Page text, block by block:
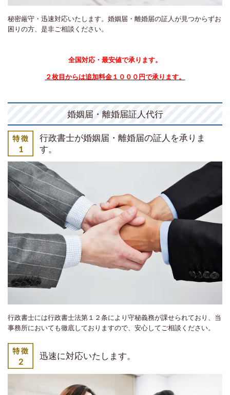
秘密厳守・迅速対応いたします。婚姻届・離婚届の証人が見つからずお
困りの方、是非ご相談ください。
全国対応・最安値で承ります。
２枚目からは追加料金１０００円で承ります。
婚姻届・離婚届証人代行
行政書士が婚姻届・離婚届の証人を承りま
す。
行政書士には行政書士法第１２条により守秘義務が課せられており、当
事務所においても徹底しておりますので、安心してご相談ください。
迅速に対応いたします。